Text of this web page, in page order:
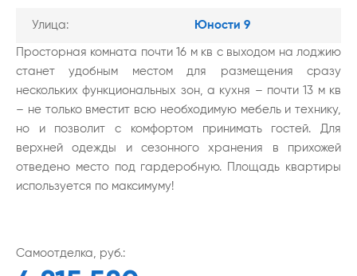
Улица: Юности 9
Просторная комната почти 16 м кв с выходом на лоджию
станет удобным местом для размещения сразу
нескольких функциональных зон, а кухня – почти 13 м кв
– не только вместит всю необходимую мебель и технику,
но и позволит с комфортом принимать гостей. Для
верхней одежды и сезонного хранения в прихожей
отведено место под гардеробную. Площадь квартиры
используется по максимуму!
Самоотделка, руб.: